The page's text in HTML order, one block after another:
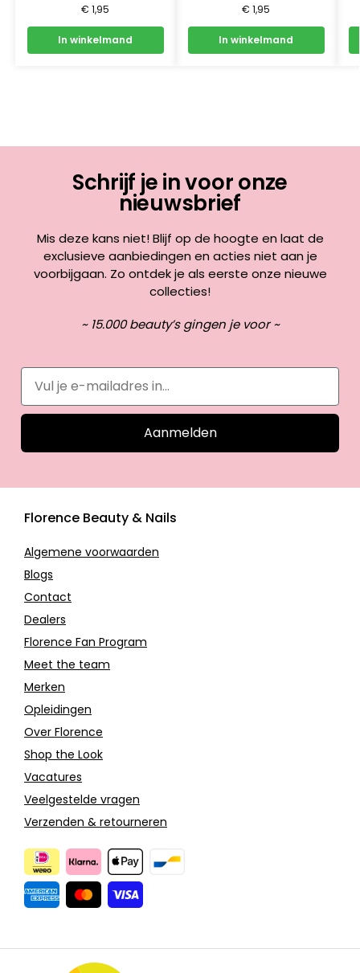
€ 1,95
In winkelmand
€ 1,95
In winkelmand
Schrijf je in voor onze
nieuwsbrief
Mis deze kans niet! Blijf op de hoogte en laat de
exclusieve aanbiedingen en acties niet aan je
voorbijgaan. Zo ontdek je als eerste onze nieuwe
collecties!
~ 15.000 beauty’s gingen je voor ~
Aanmelden
Florence Beauty & Nails
Algemene voorwaarden
Blogs
Contact
Dealers
Florence Fan Program
Meet the team
Merken
Opleidingen
Over Florence
Shop the Look
Vacatures
Veelgestelde vragen
Verzenden & retourneren